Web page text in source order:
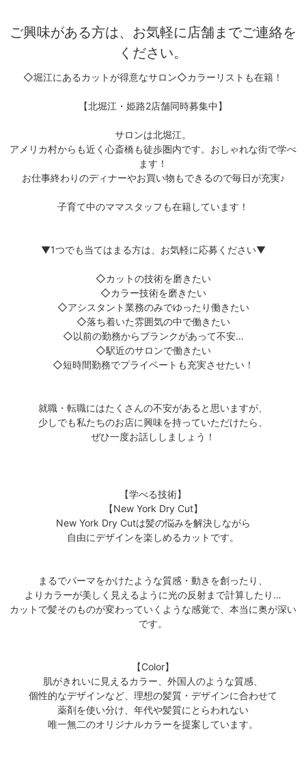
ご興味がある方は、お気軽に店舗までご連絡を
ください。
◇堀江にあるカットが得意なサロン◇カラーリストも在籍！
【北堀江・姫路2店舗同時募集中】
サロンは北堀江。
アメリカ村からも近く心斎橋も徒歩圏内です。おしゃれな街で学べ
ます！
お仕事終わりのディナーやお買い物もできるので毎日が充実♪
子育て中のママスタッフも在籍しています！
▼1つでも当てはまる方は、お気軽に応募ください▼
◇カットの技術を磨きたい
◇カラー技術を磨きたい
◇アシスタント業務のみでゆったり働きたい
◇落ち着いた雰囲気の中で働きたい
◇以前の勤務からブランクがあって不安…
◇駅近のサロンで働きたい
◇短時間勤務でプライベートも充実させたい！
就職・転職にはたくさんの不安があると思いますが、
少しでも私たちのお店に興味を持っていただけたら、
ぜひ一度お話ししましょう！
【学べる技術】
【New York Dry Cut】
New York Dry Cutは髪の悩みを解決しながら
自由にデザインを楽しめるカットです。
まるでパーマをかけたような質感・動きを創ったり、
よりカラーが美しく見えるように光の反射まで計算したり…
カットで髪そのものが変わっていくような感覚で、本当に奥が深い
です。
【Color】
肌がきれいに見えるカラー、外国人のような質感、
個性的なデザインなど、理想の髪質・デザインに合わせて
薬剤を使い分け、年代や髪質にとらわれない
唯一無二のオリジナルカラーを提案しています。